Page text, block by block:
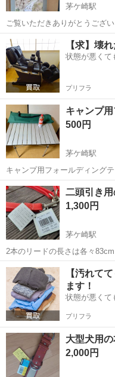
茅ケ崎駅
ご覧いただきありがとうございます。 購入してからまだ
非常に状態の良い掛け軸をお譲りいたします
め、シミや汚れ、破れなども
【商品のポイント】 ...
神奈川 茅ヶ崎市 茅ケ崎
【求】壊
状態が悪くて
プリフラ
キャンプ
500円
茅ケ崎駅
キャンプ用フォールディング
無く、使用上の問題は無いで
神奈川 茅ヶ崎市 茅ケ崎
二頭引き
1,300円
茅ケ崎駅
2本のリードの長さは各々
上がりが輪になっていて円周約32cm
林通りのセブン-イレブンま
神奈川 茅ヶ崎市 茅ケ崎
【汚れて
ます！
状態が悪くて
プリフラ
大型犬用
2,000円